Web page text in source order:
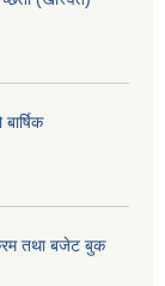
तथा बजेट बुक